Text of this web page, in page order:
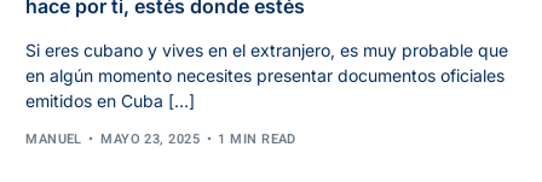
hace por ti, estés donde estés
Si eres cubano y vives en el extranjero, es muy probable que
en algún momento necesites presentar documentos oficiales
emitidos en Cuba […]
MANUEL
MAYO 23, 2025 1 MIN READ